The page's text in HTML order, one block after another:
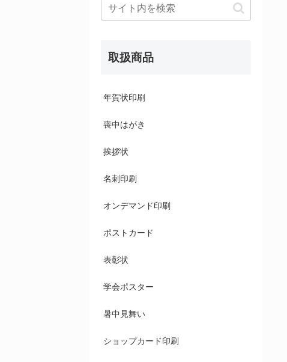
取扱商品
年賀状印刷
喪中はがき
挨拶状
名刺印刷
オンデマンド印刷
ポストカード
表彰状
学会ポスター
暑中見舞い
ショップカード印刷